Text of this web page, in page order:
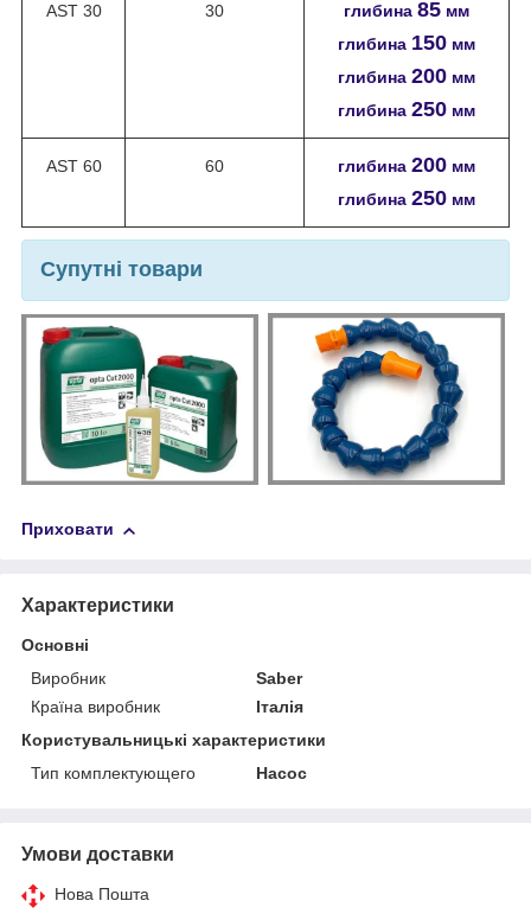
AST 30 30 глибина 85 мм
глибина 150 мм
глибина 200 мм
глибина 250 мм
AST 60 60 глибина 200 мм
глибина 250 мм
Супутні товари
Приховати
Характеристики
Основні
Виробник
Saber
Країна виробник
Італія
Користувальницькі характеристики
Тип комплектующего
Насос
Умови доставки
Нова Пошта